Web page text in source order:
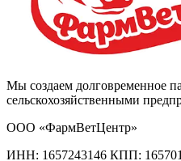
Мы создаем долговременное
сельскохозяйственными
ООО «ФармВетЦентр»
ИНН: 1657243146 КПП: